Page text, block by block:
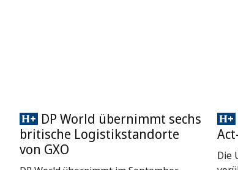
DP World übernimmt sechs
britische Logistikstandorte
von GXO
Die